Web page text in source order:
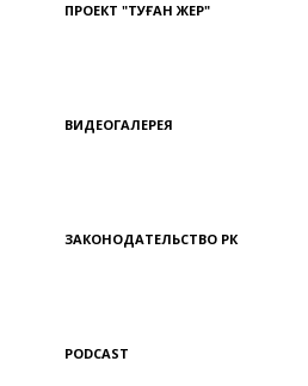
ПРОЕКТ "ТУҒАН ЖЕР"
ВИДЕОГАЛЕРЕЯ
ЗАКОНОДАТЕЛЬСТВО РК
PODCAST